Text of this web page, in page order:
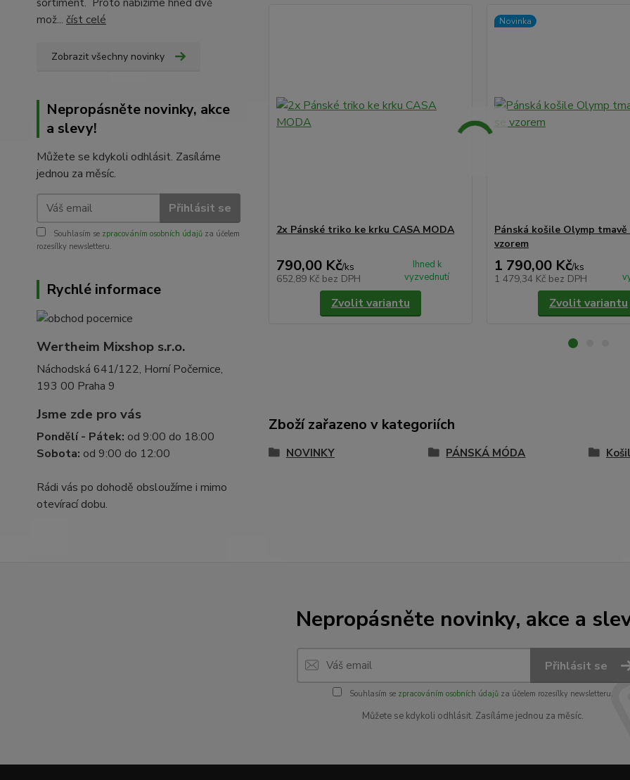
sortiment. Proto nabízíme hned dvě
mož... číst celé
Zobrazit všechny novinky
Nepropásněte novinky, akce
a slevy!
Můžete se kdykoli odhlásit. Zasíláme
jednou za měsíc.
Přihlásit se
Souhlasím se zpracováním osobních údajů za účelem
rozesílky newsletteru.
Rychlé informace
Wertheim Mixshop s.r.o.
Náchodská 641/122, Horní Počernice,
193 00 Praha 9
Jsme zde pro vás
Pondělí - Pátek: od 9:00 do 18:00
Sobota: od 9:00 do 12:00
Rádi vás po dohodě obsloužíme i mimo
otevírací dobu.
2x Pánské triko ke krku CASA MODA
790,00 Kč/ks
652,89 Kč bez DPH
Ihned k
vyzvednutí
Zvolit variantu
Novinka
Pánská košile Olymp tmavě
vzorem
1 790,00 Kč/ks
1 479,34 Kč bez DPH
Zvolit variantu
Zboží zařazeno v kategoriích
NOVINKY PÁNSKÁ MÓDA
Nepropásněte novinky, akce a
Přihlásit se
Souhlasím se zpracováním osobních údajůza účelem rozesílky newsletteru.
Můžete se kdykoli odhlásit. Zasíláme jednou za měsíc.